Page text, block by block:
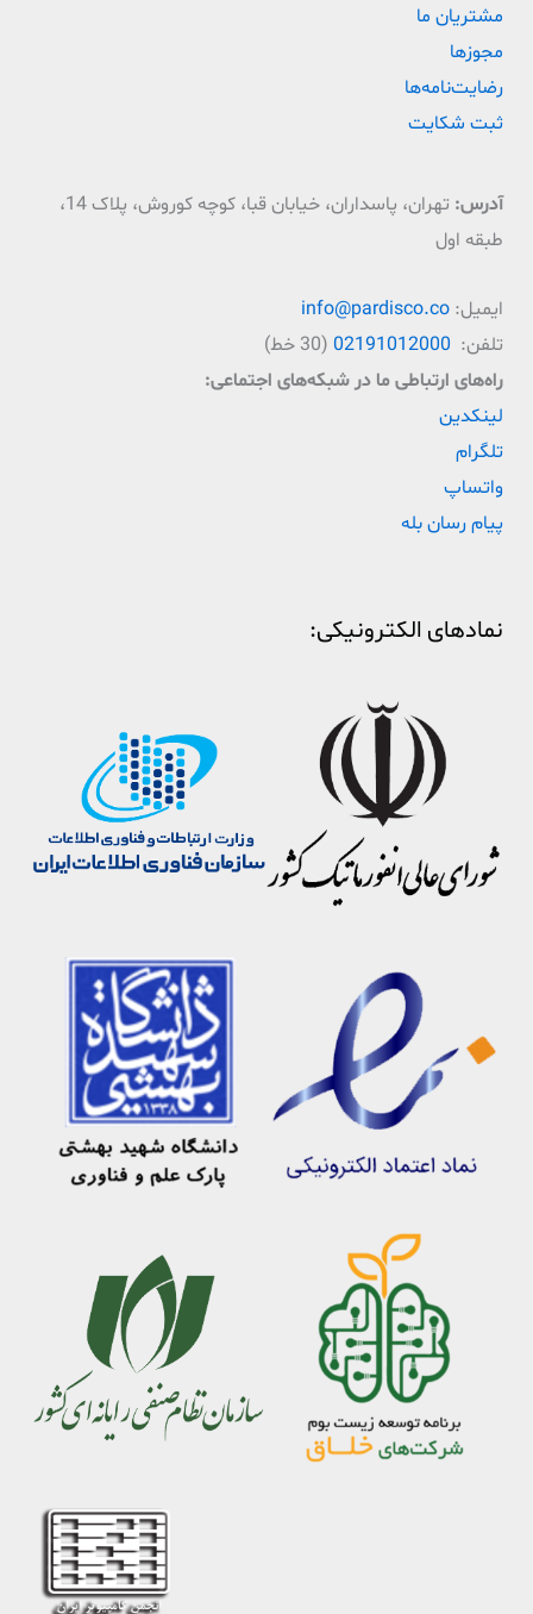
مشتریان ما
مجوزها
رضایت‌نامه‌ها
ثبت شکایت
آدرس:
تهران، پاسداران، خیابان قبا، کوچه کوروش، پلاک 14،
طبقه اول
ایمیل: info@pardisco.co
تلفن: 02191012000 (30 خط)
راه‌‌های ارتباطی ما در شبکه‌های اجتماعی:
لینکدین
تلگرام
واتساپ
پیام رسان بله
نمادهای الکترونیکی: